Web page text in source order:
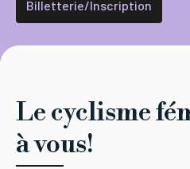
Billetterie/Inscription
Le cyclisme
à vous!